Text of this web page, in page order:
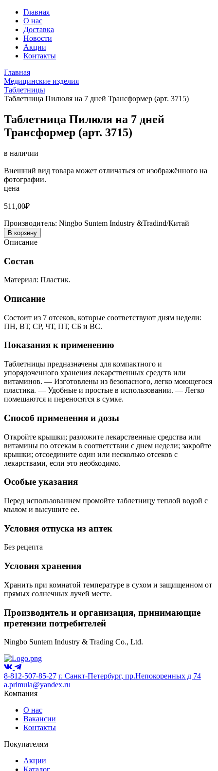
Главная
О нас
Доставка
Новости
Акции
Контакты
Главная
Медицинские изделия
Таблетницы
Таблетница Пилюля на 7 дней Трансформер (арт. 3715)
Таблетница Пилюля на 7 дней
Трансформер (арт. 3715)
в наличии
Внешний вид товара может отличаться от изображённого на
фотографии.
цена
511,00₽
Производитель: Ningbo Suntem Industry &Tradind/Китай
В корзину
Описание
Состав
Материал: Пластик.
Описание
Состоит из 7 отсеков, которые соответствуют дням недели:
ПН, ВТ, СР, ЧТ, ПТ, СБ и ВС.
Показания к применению
Таблетницы предназначены для компактного и
упорядоченного хранения лекарственных средств или
витаминов. — Изготовлены из безопасного, легко моющегося
пластика. — Удобные и простые в использовании. — Легко
помещаются и переносятся в сумке.
Способ применения и дозы
Откройте крышки; разложите лекарственные средства или
витамины по отсекам в соответствии с днем недели; закройте
крышки; отсоедините один или несколько отсеков с
лекарствами, если это необходимо.
Особые указания
Перед использованием промойте таблетницу теплой водой с
мылом и высушите ее.
Условия отпуска из аптек
Без рецепта
Условия хранения
Хранить при комнатой температуре в сухом и защищенном от
прямых солнечных лучей месте.
Производитель и организация, принимающие
претензии потребителей
Ningbo Suntem Industry & Trading Co., Ltd.
8-812-507-85-27 г. Санкт-Петербург, пр.Непокоренных д 74
a.primula@yandex.ru
Компания
О нас
Вакансии
Контакты
Покупателям
Акции